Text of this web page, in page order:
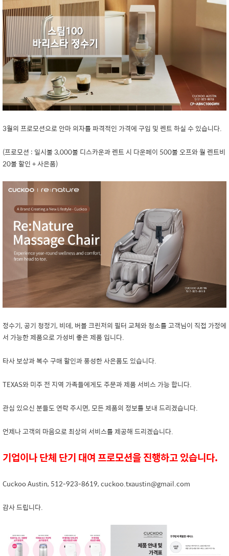
3월의 프로모션으로 안마 의자를 파격적인 가격에 구입 및 렌트 하실 수 있습니다.
(프로모션 : 일시불 3,000불 디스카운과 렌트 시 다운페이 500불 오프와 월 렌트비
20불 할인 + 사은품)
정수기, 공기 청정기, 비데, 버블 크린저의 필터 교체와 청소를 고객님이 직접 가정에
서 가능한 제품으로 가성비 좋은 제품 입니다.
타사 보상과 복수 구매 할인과 풍성한 사은품도 있습니다.
TEXAS와 미주 전 지역 가족들에게도 주문과 제품 서비스 가능 합니다.
관심 있으신 분들도 연락 주시면, 모든 제품의 정보를 보내 드리겠습니다.
언제나 고객의 마음으로 최상의 서비스를 제공해 드리겠습니다.
기업이나 단체 단기 대여 프로모션을 진행하고 있습니다.
Cuckoo Austin, 512-923-8619, cuckoo.txaustin@gmail.com
감사 드립니다.